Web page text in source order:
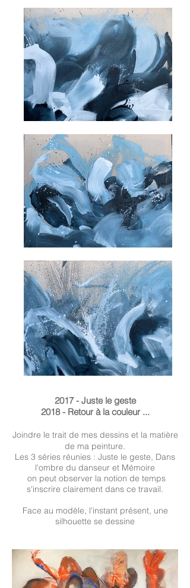
2017 - Juste le geste
2018 - Retour à la couleur ...
Joindre le trait de mes dessins et la matière
de ma peinture.
Les 3 séries réunies : Juste le geste, Dans
l'ombre du danseur et Mémoire
on peutobserver la notion de temps
s'inscrire clairement dans ce travail.
Face au modèle, l'instant présent, une
silhouette se dessine